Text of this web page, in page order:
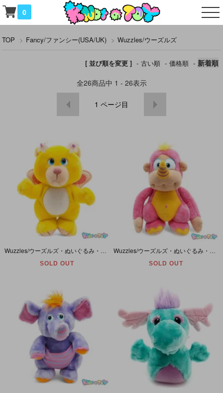
0
TOP > Fancy/ファンシー(USA/UK) > Wuzzles/ウーズルズ
[ 並び順を変更 ] - 古い順 - 価格順 - 新着順
全26商品中 1 - 26表示
1 ページ目
SOLD OUT SOLD OUT